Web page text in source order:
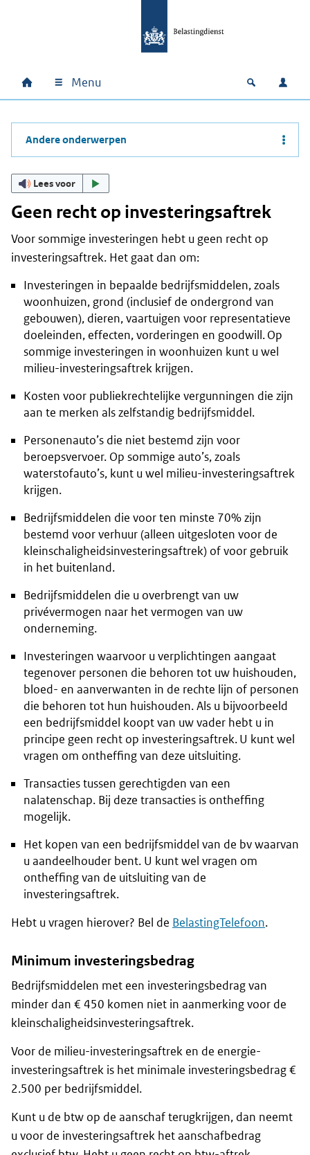
Hoofdnavigatie
Home Menu Open
Andere onderwerpen
Lees voor
Geen recht op investeringsaftrek
Voor sommige investeringen hebt u geen recht op
investeringsaftrek. Het gaat dan om:
Investeringen in bepaalde bedrijfsmiddelen, zoals
woonhuizen, grond (inclusief de ondergrond van
gebouwen), dieren, vaartuigen voor representatieve
doeleinden, effecten, vorderingen en goodwill. Op
sommige investeringen in woonhuizen kunt u wel
milieu-investeringsaftrek krijgen.
Kosten voor publiekrechtelijke vergunningen die zijn
aan te merken als zelfstandig bedrijfsmiddel.
Personenauto’s die niet bestemd zijn voor
beroepsvervoer. Op sommige auto’s, zoals
waterstofauto’s, kunt u wel milieu-investeringsaftrek
krijgen.
Bedrijfsmiddelen die voor ten minste 70% zijn
bestemd voor verhuur (alleen uitgesloten voor de
kleinschaligheidsinvesteringsaftrek) of voor gebruik
in het buitenland.
Bedrijfsmiddelen die u overbrengt van uw
privévermogen naar het vermogen van uw
onderneming.
Investeringen waarvoor u verplichtingen aangaat
tegenover personen die behoren tot uw huishouden,
bloed- en aanverwanten in de rechte lijn of personen
die behoren tot hun huishouden. Als u bijvoorbeeld
een bedrijfsmiddel koopt van uw vader hebt u in
principe geen recht op investeringsaftrek. U kunt wel
vragen om ontheffing van deze uitsluiting.
Transacties tussen gerechtigden van een
nalatenschap. Bij deze transacties is ontheffing
mogelijk.
Het kopen van een bedrijfsmiddel van de bv waarvan
u aandeelhouder bent. U kunt wel vragen om
ontheffing van de uitsluiting van de
investeringsaftrek.
Hebt u vragen hierover? Bel de BelastingTelefoon.
Minimum investeringsbedrag
Bedrijfsmiddelen met een investeringsbedrag van
minder dan € 450 komen niet in aanmerking voor de
kleinschaligheidsinvesteringsaftrek.
Voor de milieu-investeringsaftrek en de energie-
investeringsaftrek is het minimale investeringsbedrag €
2.500 per bedrijfsmiddel.
Kunt u de btw op de aanschaf terugkrijgen, dan neemt
u voor de investeringsaftrek het aanschafbedrag